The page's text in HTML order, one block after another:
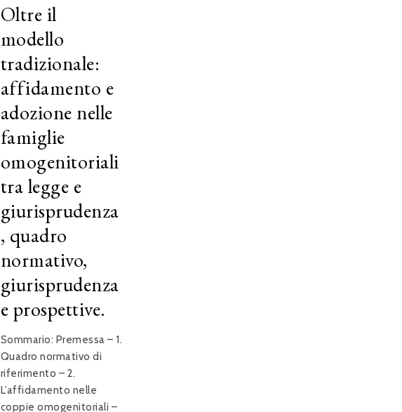
Oltre il
modello
tradizionale:
affidamento e
adozione nelle
famiglie
omogenitoriali
tra legge e
giurisprudenza
, quadro
normativo,
giurisprudenza
e prospettive.
Sommario: Premessa – 1.
Quadro normativo di
riferimento – 2.
L’affidamento nelle
coppie omogenitoriali –